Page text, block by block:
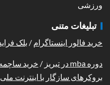
ورزشی
تبلیغات متنی
خرید فالور اینستاگرام / بلک فرایدی 1404
دوره mba در تبریز / خرید
بروکرهای سازگار با اینترنت ملی